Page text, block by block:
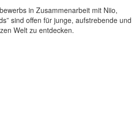
in Zusammenarbeit mit Niio,
sind offen für junge, aufstrebende und
Welt zu entdecken.